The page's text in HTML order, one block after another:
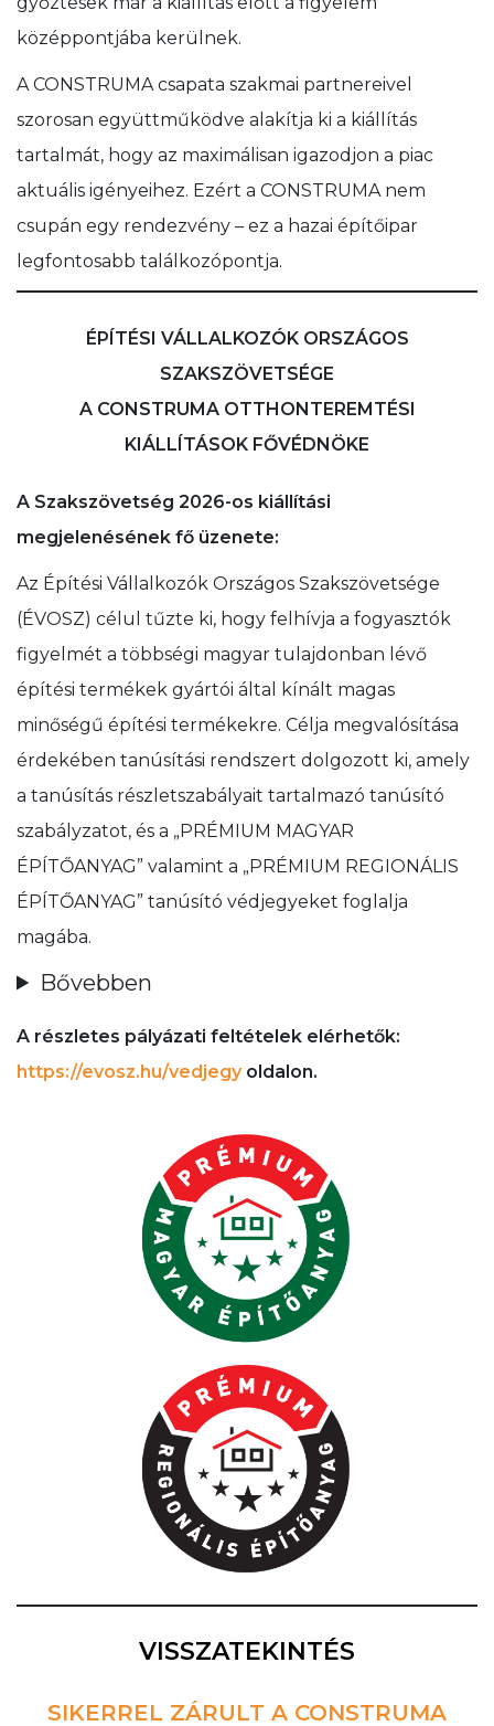
középpontjába kerülnek.
A CONSTRUMA csapata szakmai partnereivel
szorosan együttműködve alakítja ki a kiállítás
tartalmát, hogy az maximálisan igazodjon a piac
aktuális igényeihez. Ezért a CONSTRUMA nem
csupán egy rendezvény – ez a hazai építőipar
legfontosabb találkozópontja.
ÉPÍTÉSI VÁLLALKOZÓK ORSZÁGOS
SZAKSZÖVETSÉGE
A CONSTRUMA OTTHONTEREMTÉSI
KIÁLLÍTÁSOK FŐVÉDNÖKE
A Szakszövetség 2026-os kiállítási
megjelenésének fő üzenete:
Az Építési Vállalkozók Országos Szakszövetsége
(ÉVOSZ) célul tűzte ki, hogy felhívja a fogyasztók
figyelmét a többségi magyar tulajdonban lévő
építési termékek gyártói által kínált magas
minőségű építési termékekre. Célja megvalósítása
érdekében tanúsítási rendszert dolgozott ki, amely
a tanúsítás részletszabályait tartalmazó tanúsító
szabályzatot, és a „PRÉMIUM MAGYAR
ÉPÍTŐANYAG” valamint a „PRÉMIUM REGIONÁLIS
ÉPÍTŐANYAG” tanúsító védjegyeket foglalja
magába.
Bővebben
A részletes pályázati feltételek elérhetők:
https://evosz.hu/vedjegyoldalon.
VISSZATEKINTÉS
SIKERREL ZÁRULT A CONSTRUMA